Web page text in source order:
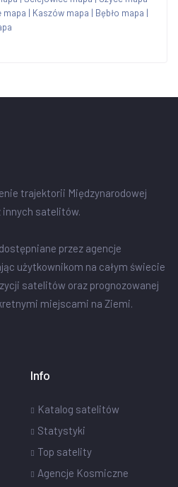
mapa | Kaszów mapa | Bębło mapa |
trajektorii Międzynarodowej
innych satelitów.
przez agencje
użytkownikom na całym świecie
satelitów oraz prognozowanej
miejscami na Ziemi.
Info
Katalog satelitów
Statystyki
Top satelity
Agencje Kosmiczne